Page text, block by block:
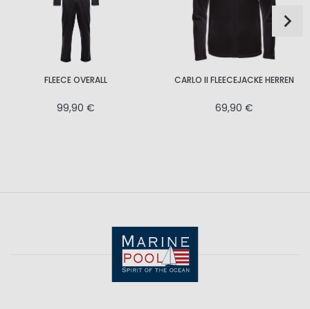
FLEECE OVERALL
99,90 €
CARLO II FLEECEJACKE HERREN
69,90 €